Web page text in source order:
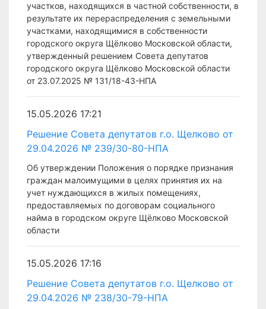
участков, находящихся в частной собственности, в
результате их перераспределения с земельными
участками, находящимися в собственности
городского округа Щёлково Московской области,
утвержденный решением Совета депутатов
городского округа Щёлково Московской области
от 23.07.2025 № 131/18-43-НПА
15.05.2026 17:21
Решение Совета депутатов г.о. Щелково от
29.04.2026 № 239/30-80-НПА
Об утверждении Положения о порядке признания
граждан малоимущими в целях принятия их на
учет нуждающихся в жилых помещениях,
предоставляемых по договорам социального
найма в городском округе Щёлково Московской
области
15.05.2026 17:16
Решение Совета депутатов г.о. Щелково от
29.04.2026 № 238/30-79-НПА